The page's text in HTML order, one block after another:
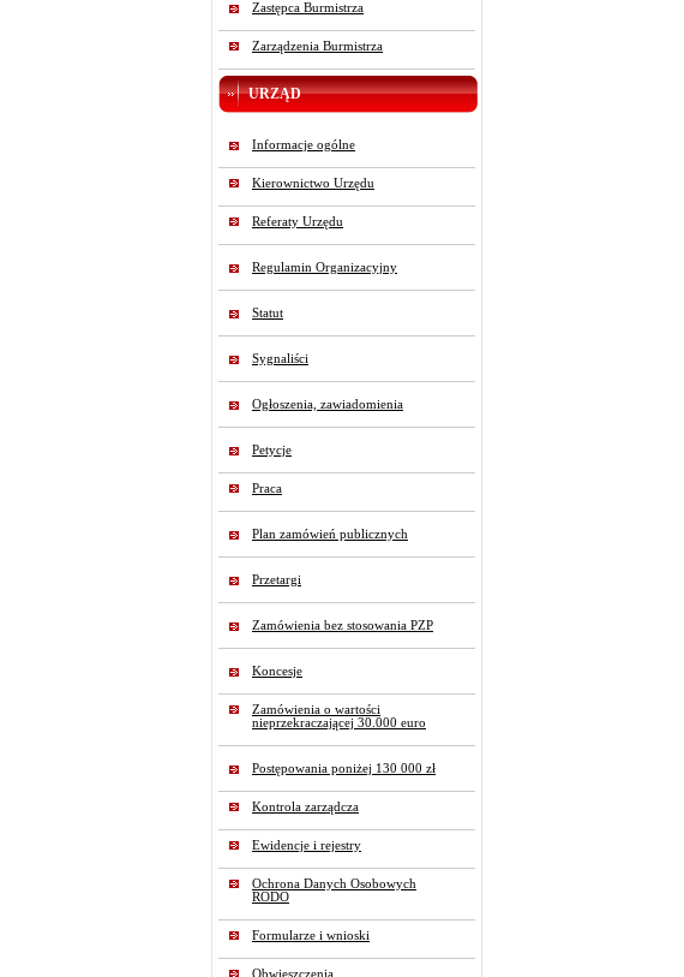
Zastępca Burmistrza
Zarządzenia Burmistrza
URZĄD
Informacje ogólne
Kierownictwo Urzędu
Referaty Urzędu
Regulamin Organizacyjny
Statut
Sygnaliści
Ogłoszenia, zawiadomienia
Petycje
Praca
Plan zamówień publicznych
Przetargi
Zamówienia bez stosowania PZP
Koncesje
Zamówienia o wartości
nieprzekraczającej 30.000 euro
Postępowania poniżej 130 000 zł
Kontrola zarządcza
Ewidencje i rejestry
Ochrona Danych Osobowych
RODO
Formularze i wnioski
Obwieszczenia